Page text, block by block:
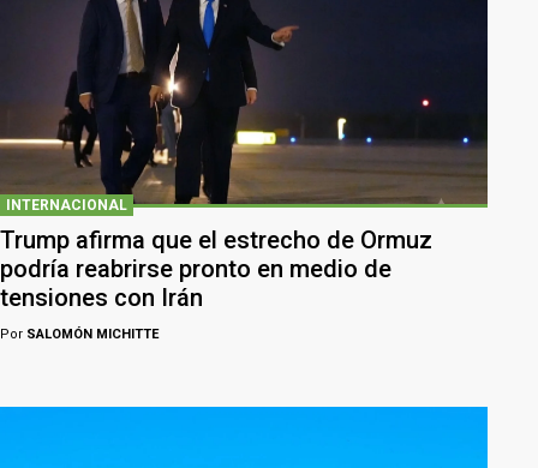
INTERNACIONAL
Trump afirma que el estrecho de Ormuz
podría reabrirse pronto en medio de
tensiones con Irán
Por SALOMÓN MICHITTE